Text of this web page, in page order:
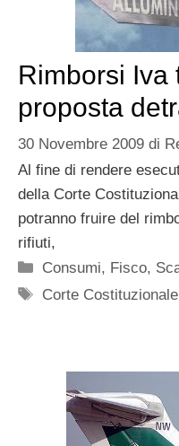
Rimborsi Iva
proposta
30 Novembre 2009 di
Al fine di rendere
della Corte
potranno fruire del
rifiuti,
Categorie
Consumi, Fisco,
Tag
Corte Costituzionale